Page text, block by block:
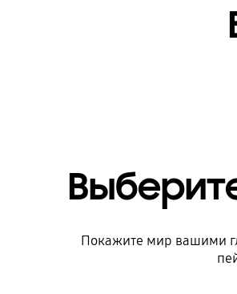
Покажите мир вашими